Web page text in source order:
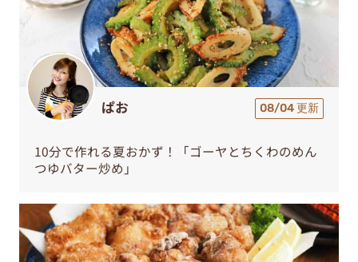
ぱお 08/04 更新
10分で作れる夏おかず！「ゴーヤとちくわのめん
つゆバター炒め」